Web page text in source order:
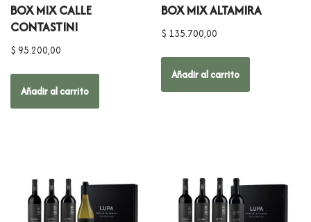
BOX MIX CALLE
CONTASTINI
$ 95.200,00
Añadir al carrito
BOX MIX ALTAMIRA
$ 135.700,00
Añadir al carrito